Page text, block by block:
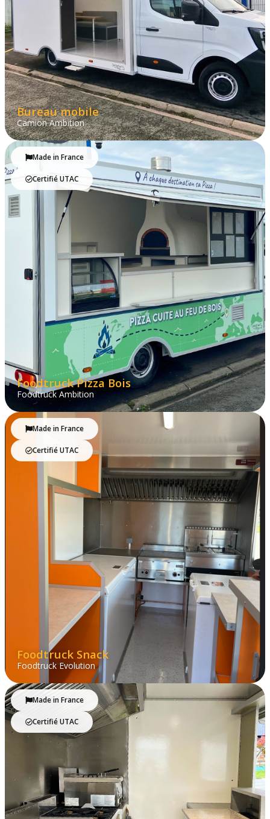
Bureau mobile
Camion Ambition
Made in France
Certifié UTAC
Foodtruck Pizza Bois
Foodtruck Ambition
Made in France
Certifié UTAC
Foodtruck Snack
Foodtruck Evolution
Made in France
Certifié UTAC